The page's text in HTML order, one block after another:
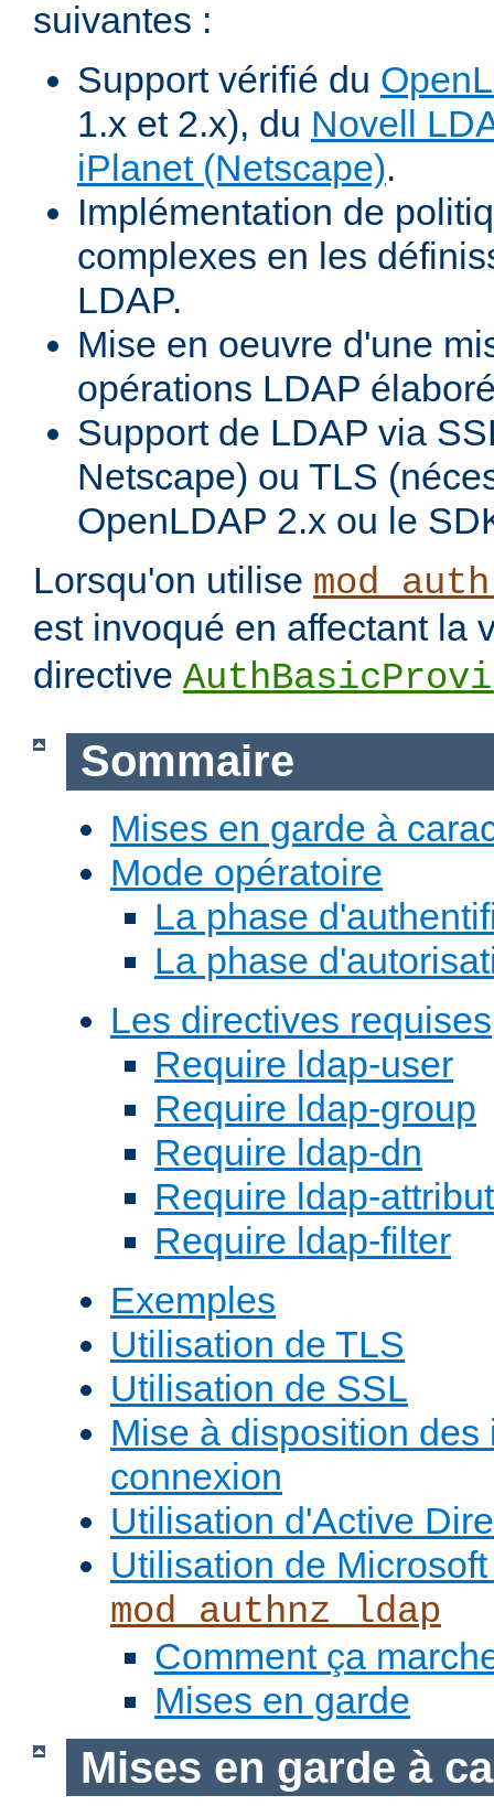
suivantes :
Support vérifié du
1.x et 2.x), du Novell
iPlanet (Netscape).
Implémentation de
complexes en les
LDAP.
Mise en oeuvre d'une
opérations LDAP
Support de LDAP via
Netscape) ou TLS
OpenLDAP 2.x ou le
Lorsqu'on utilise
est invoqué en affectant la
directive
Sommaire
Mises en garde à
Mode opératoire
La phase
La phase
Les directives requises
Require ldap-user
Require ldap-group
Require ldap-dn
Require ldap-
Require ldap-filter
Exemples
Utilisation de TLS
Utilisation de SSL
Mise à disposition des
connexion
Utilisation d'Active
Utilisation de
mod_authnz_ldap
Comment ça
Mises en garde
Mises en garde à